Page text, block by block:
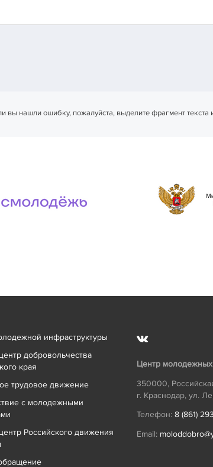
вы нашли ошибку, пожалуйста, выделите фрагмент текста
инфраструктуры
добровольчества
края
трудовое движение
с молодежными
Российского движения
Центр
350000,
г. Краснодар, ул.
Телефон: 8 (861)
Email: